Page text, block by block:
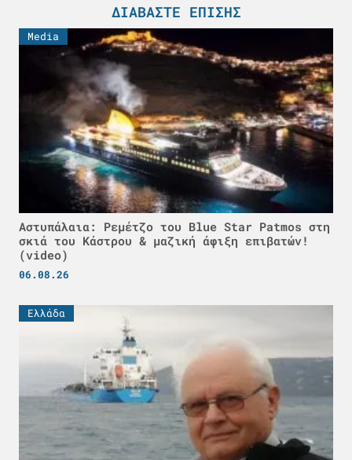
ΔΙΑΒΆΣΤΕ ΕΠΊΣΗΣ
Media
Αστυπάλαια: Ρεμέτζο του Blue Star Patmos στη
σκιά του Κάστρου & μαζική άφιξη επιβατών!
(video)
06.08.26
Ελλάδα